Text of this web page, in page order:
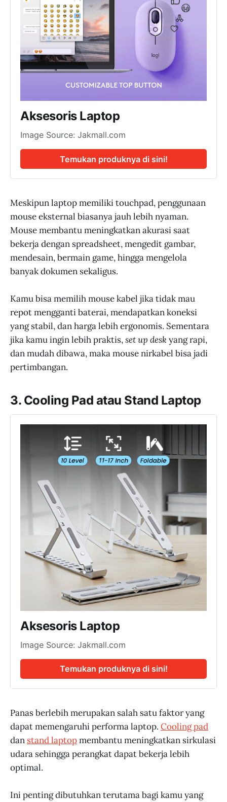
Aksesoris Laptop
Image Source: Jakmall.com
Temukan produknya di sini!
Meskipun laptop memiliki touchpad, penggunaan
mouse eksternal biasanya jauh lebih nyaman.
Mouse membantu meningkatkan akurasi saat
bekerja dengan spreadsheet, mengedit gambar,
mendesain, bermain game, hingga mengelola
banyak dokumen sekaligus.
Kamu bisa memilih mouse kabel jika tidak mau
repot mengganti baterai, mendapatkan koneksi
yang stabil, dan harga lebih ergonomis. Sementara
jika kamu ingin lebih praktis,set up deskyang rapi,
dan mudah dibawa, maka mouse nirkabel bisa jadi
pertimbangan.
3. Cooling Pad atau Stand Laptop
Aksesoris Laptop
Image Source: Jakmall.com
Temukan produknya di sini!
Panas berlebih merupakan salah satu faktor yang
dapat memengaruhi performa laptop. Cooling pad
dan stand laptopmembantu meningkatkan sirkulasi
udara sehingga perangkat dapat bekerja lebih
optimal.
Ini penting dibutuhkan terutama bagi kamu yang